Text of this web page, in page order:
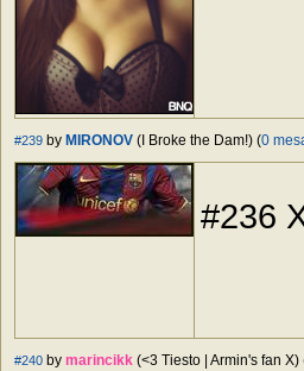
#239 by MIRONOV (I Broke the Dam!) (0
#236
#240 by marincikk (<3 Tiesto | Armin's fan X)